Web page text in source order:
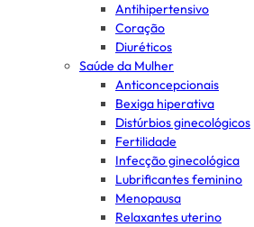
Antihipertensivo
Coração
Diuréticos
Saúde da Mulher
Anticoncepcionais
Bexiga hiperativa
Distúrbios ginecológicos
Fertilidade
Infecção ginecológica
Lubrificantes feminino
Menopausa
Relaxantes uterino